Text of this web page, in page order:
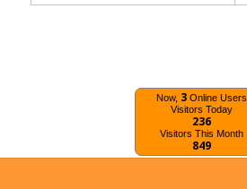
Now, 3Online Users
Visitors Today
236
Visitors This Month
849